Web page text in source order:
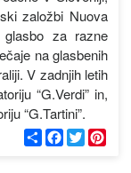
založbi Nuova
za razne
na glasbenih
V zadnjih letih
“G.Verdi” in,
“G.Tartini”.
С
п
F
a
T
w